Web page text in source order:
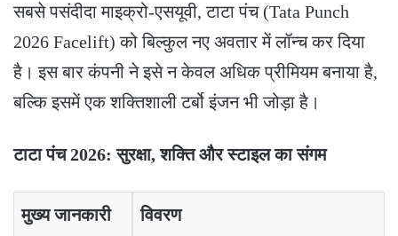
सबसे पसंदीदा माइक्रो-एसयूवी, टाटा पंच (Tata Punch
2026 Facelift) को बिल्कुल नए अवतार में लॉन्च कर दिया
है। इस बार कंपनी ने इसे न केवल अधिक प्रीमियम बनाया है,
बल्कि इसमें एक शक्तिशाली टर्बो इंजन भी जोड़ा है।
टाटा पंच 2026: सुरक्षा, शक्ति और स्टाइल का संगम
मुख्य जानकारी विवरण